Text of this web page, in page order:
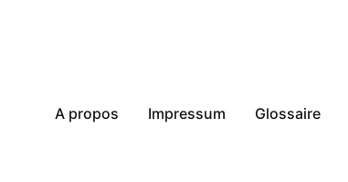
A propos Impressum Glossaire